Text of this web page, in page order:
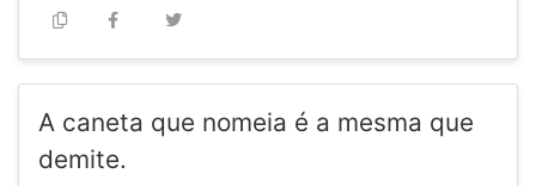
A caneta que nomeia é a mesma que
demite.